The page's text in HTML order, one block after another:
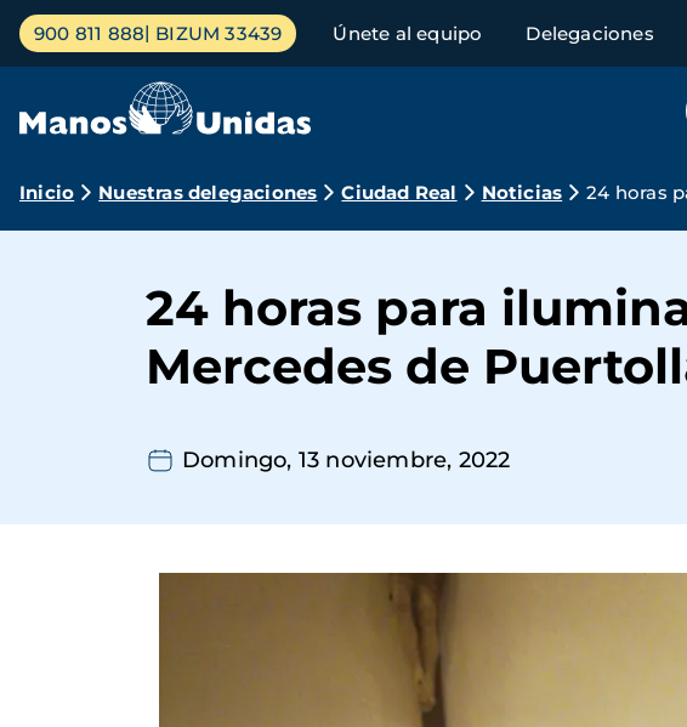
Pasar
contenido
Menú
principal
900 811 888 BIZUM 33439 Únete al equipo Delegaciones
Ruta
navegación
Inicio Nuestras delegaciones Ciudad Real Noticias 24 horas
24 horas para
Mercedes de
Domingo, 13 noviembre, 2022